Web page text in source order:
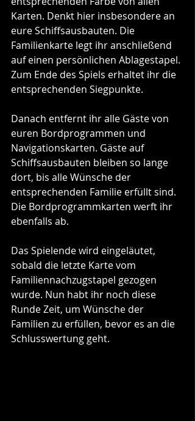
Karten. Denkt hier insbesondere an
eure Schiffsausbauten. Die
Familienkarte legt ihr anschließend
auf einen persönlichen Ablagestapel.
Zum Ende des Spiels erhaltet ihr die
entsprechenden Siegpunkte.
Danach entfernt ihr alle Gäste von
euren Bordprogrammen und
Navigationskarten. Gäste auf
Schiffsausbauten bleiben so lange
dort, bis alle Wünsche der
entsprechenden Familie erfüllt sind.
Die Bordprogrammkarten werft ihr
ebenfalls ab.
Das Spielende wird eingeläutet,
sobald die letzte Karte vom
Familiennachzugstapel gezogen
wurde. Nun habt ihr noch diese
Runde Zeit, um Wünsche der
Familien zu erfüllen, bevor es an die
Schlusswertung geht.